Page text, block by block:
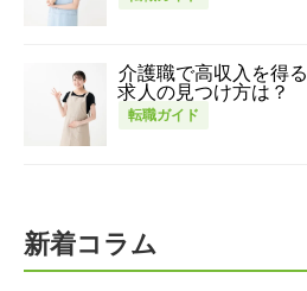
介護職で高収入を得
求人の見つけ方は？
転職ガイド
新着コラム